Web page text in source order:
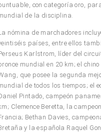
con categoría oro,
de la disciplina.
nómina de marchadores
países, entre ellos
Karlstrom, líder del
mundial en 20 km; el
que posee la segunda
de todos los tiempos; el
Pintado, campeón
Clemence Beretta, la
Bethan Davies,
y la española Raquel